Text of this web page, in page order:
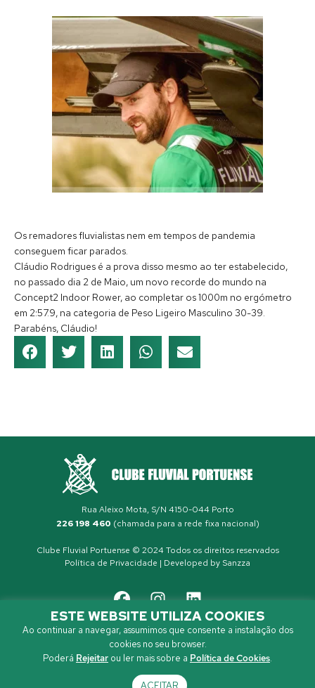
Os remadores fluvialistas nem em tempos de pandemia
conseguem ficar parados.
Cláudio Rodrigues é a prova disso mesmo ao ter estabelecido,
no passado dia 2 de Maio, um novo recorde do mundo na
Concept2 Indoor Rower, ao completar os 1000m no ergómetro
em 2:57.9, na categoria de Peso Ligeiro Masculino 30-39.
Parabéns, Cláudio!
Rua Aleixo Mota, S/N 4150-044 Porto
226 198 460 (chamada para a rede fixa nacional)
Clube Fluvial Portuense © 2024 Todos os direitos reservados
Política de Privacidade | Developed by Sanzza
ESTE WEBSITE UTILIZA COOKIES
Ao continuar a navegar, assumimos que consente a instalação dos
cookies no seu browser.
Poderá Rejeitar ou ler mais sobre a Política de Cookies.
ACEITAR